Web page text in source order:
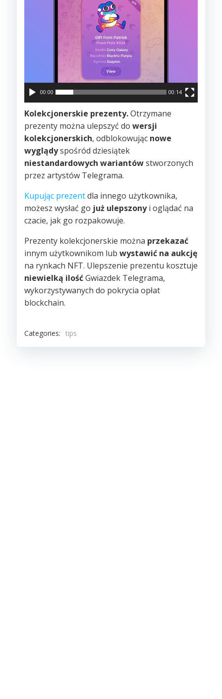
00:00 00:14
Kolekcjonerskie prezenty.Otrzymane
prezenty można ulepszyć do wersji
kolekcjonerskich, odblokowując nowe
wyglądyspośród dziesiątek
niestandardowych wariantówstworzonych
przez artystów Telegrama.
Kupując prezentdla innego użytkownika,
możesz wysłać go już ulepszonyi oglądać na
czacie, jak go rozpakowuje.
Prezenty kolekcjonerskie można przekazać
innym użytkownikom lub wystawić na aukcję
na rynkach NFT. Ulepszenie prezentu kosztuje
niewielką ilośćGwiazdek Telegrama,
wykorzystywanych do pokrycia opłat
blockchain.
Categories: tips